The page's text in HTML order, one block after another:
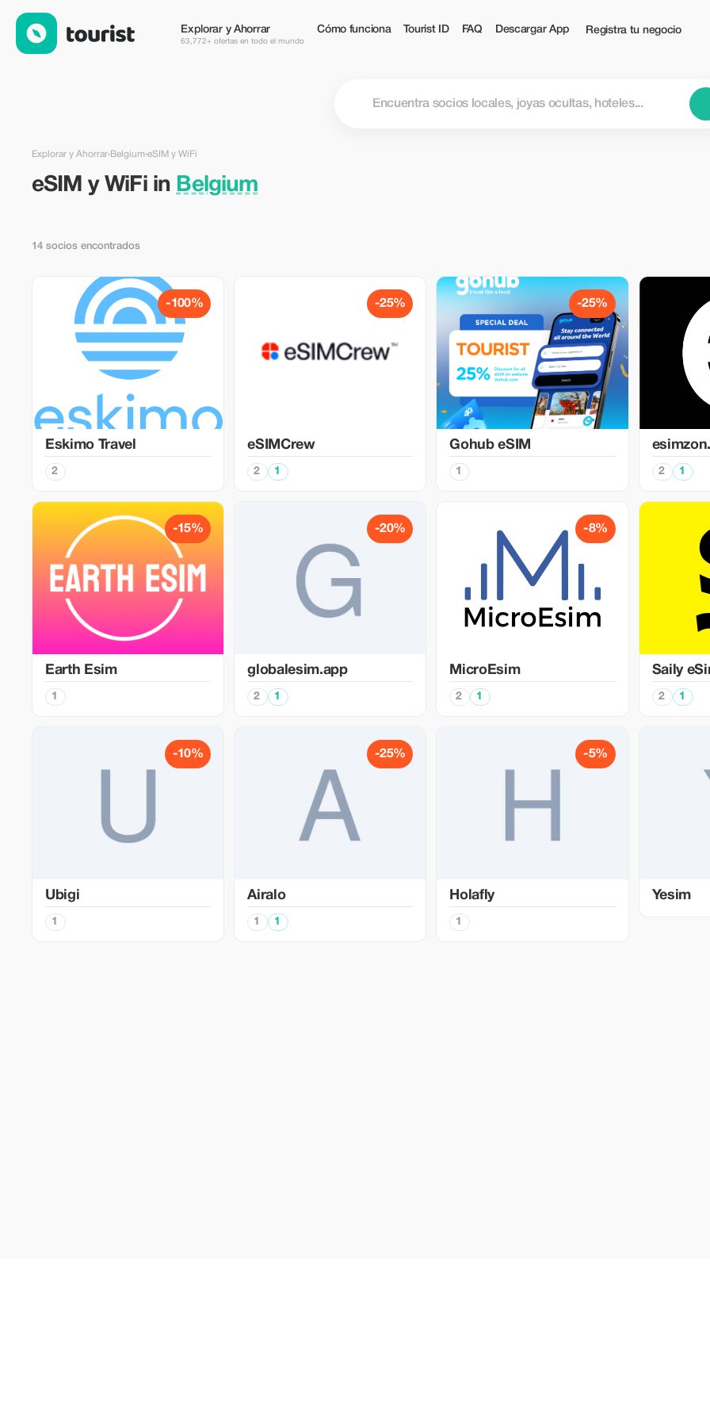
Explorar y Ahorrar
63,772+ ofertas en todo el mundo
Cómo funciona Tourist ID FAQ Descargar App Registra tu negocio
Explorar y Ahorrar›Belgium›eSIM y WiFi
eSIM y WiFi in Belgium
14 socios encontrados
-100%
Eskimo Travel
2
-25%
eSIMCrew
2 1
-25%
Gohub eSIM
1 2 1
-15%
Earth Esim
1
-20%
globalesim.app
2 1
-8%
MicroEsim
2 1
Saily
2 1
-10%
Ubigi
1
-25%
Airalo
1 1
-5%
Holafly
1
Yesim